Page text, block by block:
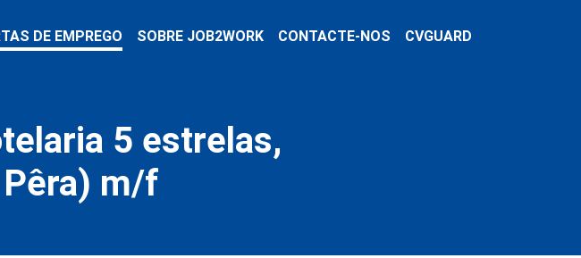
DE EMPREGO SOBRE JOB2WORK CONTACTE-NOS CVGUARD
5 estrelas,
m/f